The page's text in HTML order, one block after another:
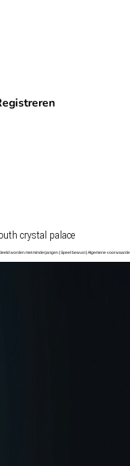
crystal palace
worden met minderjarigen | Speel bewust | Algemene